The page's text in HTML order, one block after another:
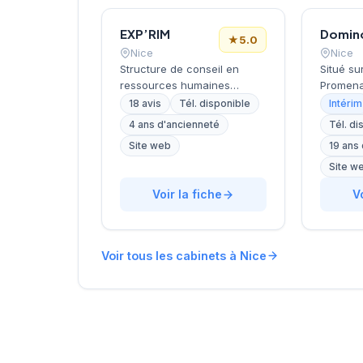
EXP’RIM
Nice
★5.0
Structure de conseil en
ressources humaines
dirigée par GANNAR, cette
entreprise niçoise intervient
dans le recrutement et
l'accompagnement des
6e arrondissement de Nice,
approche personnalisée du
placement professionnel.
Les 18 avis clients Google lui
18 avis
Tél. disponible
4 ans d'ancienneté
Site web
Voir la fiche
Nice
Situé
Nice,
les
leurs
Intérim
Tél.
19
Site
Voir tous les cabinets à Nice